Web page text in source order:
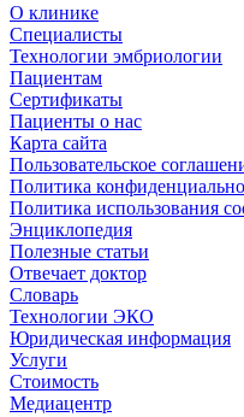
О клинике
Специалисты
Технологии эмбриологии
Пациентам
Сертификаты
Пациенты о нас
Карта сайта
Пользовательское
Политика
Политика использования
Энциклопедия
Полезные статьи
Отвечает доктор
Словарь
Технологии ЭКО
Юридическая информация
Услуги
Стоимость
Медиацентр